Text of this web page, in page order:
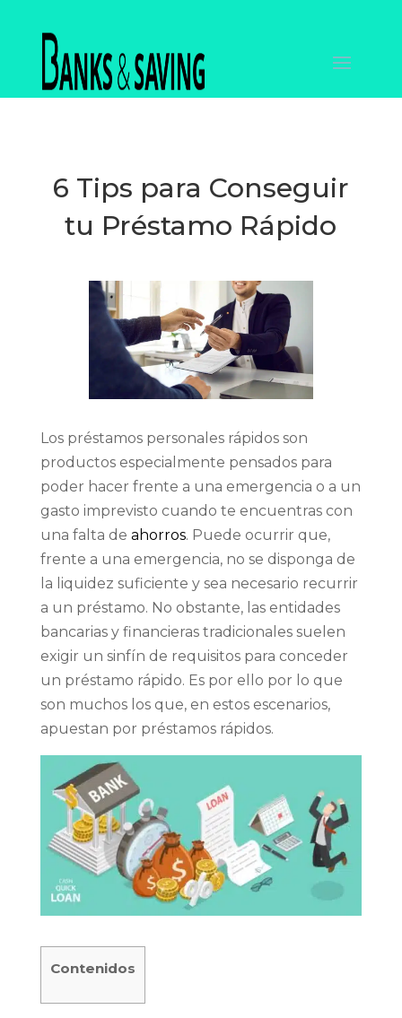
6 Tips para Conseguir
tu Préstamo Rápido
Los préstamos personales rápidos son
productos especialmente pensados para
poder hacer frente a una emergencia o a un
gasto imprevisto cuando te encuentras con
una falta de ahorros. Puede ocurrir que,
frente a una emergencia, no se disponga de
la liquidez suficiente y sea necesario recurrir
a un préstamo. No obstante, las entidades
bancarias y financieras tradicionales suelen
exigir un sinfín de requisitos para conceder
un préstamo rápido. Es por ello por lo que
son muchos los que, en estos escenarios,
apuestan por préstamos rápidos.
Contenidos